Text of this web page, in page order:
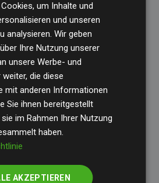
Projekte werden durch
und erfüllen höchste
Qualität, tatsächliche
Weitere
einzelnen Projekten finden
die Klimaprojekte unterstützen
um Inhalte und
und unseren
analysieren. Wir geben
Ihre Nutzung unserer
unsere Werbe- und
die diese
mit anderen Informationen
Sie ihnen bereitgestellt
im Rahmen Ihrer Nutzung
haben.
AKZEPTIEREN